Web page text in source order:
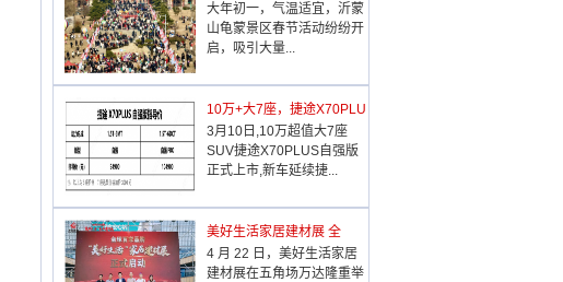
大年初一，气温适宜，沂蒙
山龟蒙景区春节活动纷纷开
启，吸引大量...
10万+大7座，捷途X70PLU
3月10日,10万超值大7座
SUV捷途X70PLUS自强版
正式上市,新车延续捷...
美好生活家居建材展 全
4 月 22 日，美好生活家居
建材展在五角场万达隆重举